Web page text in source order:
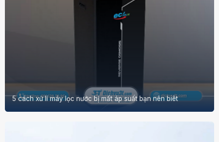
5 cách xử lí máy lọc nước bị mất áp suất bạn nên biêt